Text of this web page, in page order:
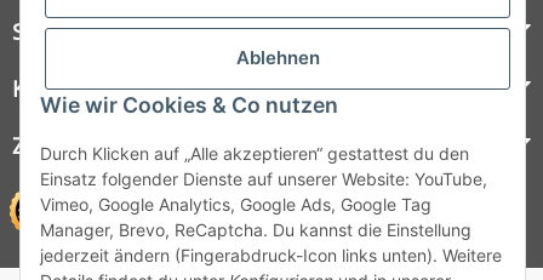
Ablehnen
Wie wir Cookies & Co nutzen
Durch Klicken auf „Alle akzeptieren“ gestattest du den
Einsatz folgender Dienste auf unserer Website: YouTube,
Vimeo, Google Analytics, Google Ads, Google Tag
Manager, Brevo, ReCaptcha. Du kannst die Einstellung
jederzeit ändern (Fingerabdruck-Icon links unten). Weitere
Steelboxx
Kundenservice
Zahlungsmöglichkeiten